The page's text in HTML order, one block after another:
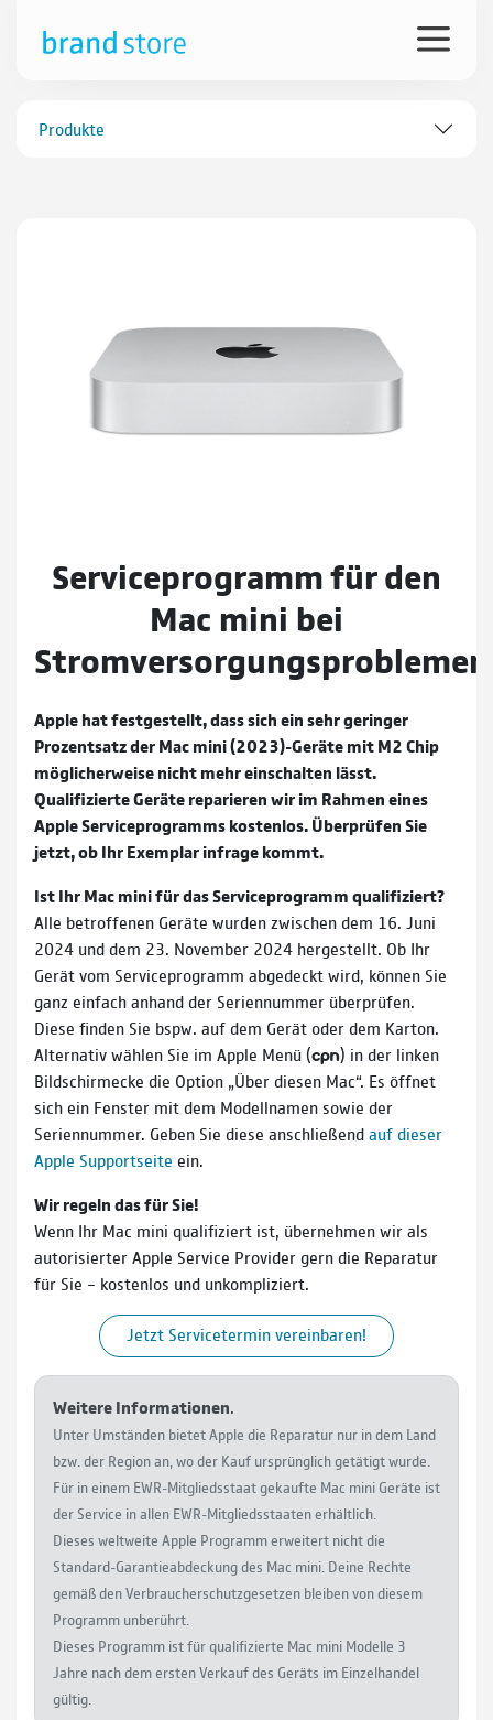
Produkte
Serviceprogramm für den
Mac mini bei
Apple hat festgestellt, dass sich ein sehr geringer
Prozentsatz der Mac mini (2023)-Geräte mit M2 Chip
möglicherweise nicht mehr einschalten lässt.
Qualifizierte Geräte reparieren wir im Rahmen eines
Apple Serviceprogramms kostenlos. Überprüfen Sie
jetzt, ob Ihr Exemplar infrage kommt.
Ist Ihr Mac mini für das Serviceprogramm qualifiziert?
Alle betroffenen Geräte wurden zwischen dem 16. Juni
2024 und dem 23. November 2024 hergestellt. Ob Ihr
Gerät vom Serviceprogramm abgedeckt wird, können Sie
ganz einfach anhand der Seriennummer überprüfen.
Diese finden Sie bspw. auf dem Gerät oder dem Karton.
Alternativ wählen Sie im Apple Menü () in der linken
Bildschirmecke die Option „Über diesen Mac“. Es öffnet
sich ein Fenster mit dem Modellnamen sowie der
Seriennummer. Geben Sie diese anschließendauf dieser
Apple Supportseite ein.
Wir regeln das für Sie!
Wenn Ihr Mac mini qualifiziert ist, übernehmen wir als
autorisierter Apple Service Provider gern die Reparatur
für Sie – kostenlos und unkompliziert.
Jetzt Servicetermin vereinbaren!
Weitere Informationen.
Unter Umständen bietet Apple die Reparatur nur in dem Land
bzw. der Region an, wo der Kauf ursprünglich getätigt wurde.
Für in einem EWR-Mitgliedsstaat gekaufte Mac mini Geräte ist
der Service in allen EWR-Mitgliedsstaaten erhältlich.
Dieses weltweite Apple Programm erweitert nicht die
Standard-Garantieabdeckung des Mac mini. Deine Rechte
gemäß den Verbraucherschutzgesetzen bleiben von diesem
Programm unberührt.
Dieses Programm ist für qualifizierte Mac mini Modelle 3
Jahre nach dem ersten Verkauf des Geräts im Einzelhandel
gültig.